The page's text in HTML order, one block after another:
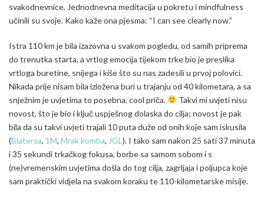
svakodnevnice. Jednodnevna meditacija u pokretu i mindfulness
učinili su svoje. Kako kaže ona pjesma: “I can see clearly now.”
Istra 110 km je bila izazovna u svakom pogledu, od samih priprema
do trenutka starta, a vrtlog emocija tijekom trke bio je preslika
vrtloga buretine, snijega i kiše što su nas zadesili u prvoj polovici.
Nikada prije nisam bila izložena buri u trajanju od 40 kilometara, a sa
snježnim je uvjetima to posebna, cool priča.
Takvi mi uvjeti nisu
novost, što je bio i ključ uspješnog dolaska do cilja; novost je pak
bila da su takvi uvjeti trajali 10 puta duže od onih koje sam iskusila
(Blatersa, 1M, Mrak komba, JGL ). I tako sam nakon 25 sati 37 minuta
i 35 sekundi trkačkog fokusa, borbe sa samom sobom i s
(ne)vremenskim uvjetima došla do tog cilja, zagrljaja i poljupca koje
sam praktički vidjela na svakom koraku te 110-kilometarske misije.